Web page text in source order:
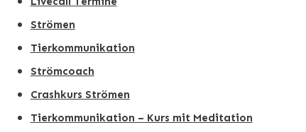
Strömen
Tierkommunikation
Strömcoach
Crashkurs Strömen
Tierkommunikation – Kurs mit Meditation